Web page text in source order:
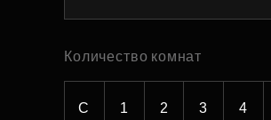
Рефинансирование
Количество комнат
С 1 2 3 4